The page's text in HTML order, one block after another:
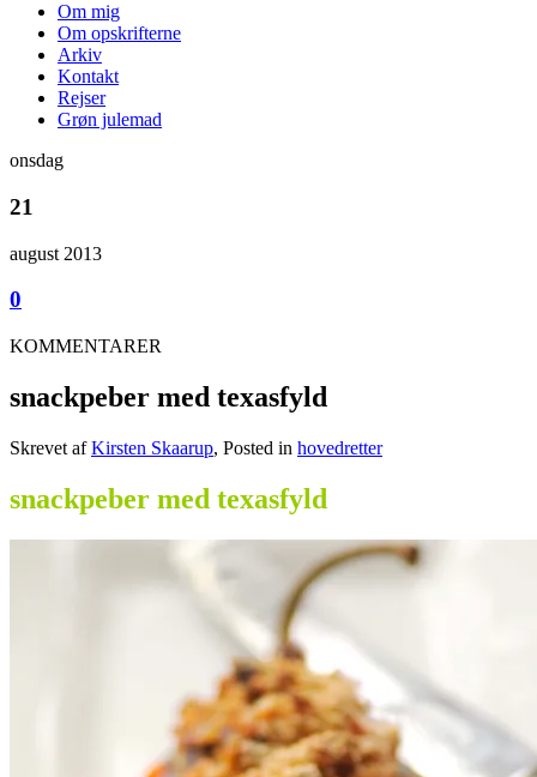
Om mig
Om opskrifterne
Arkiv
Kontakt
Rejser
Grøn julemad
onsdag
21
august 2013
0
KOMMENTARER
snackpeber med texasfyld
Skrevet afKirsten Skaarup, Posted in hovedretter
snackpeber med texasfyld